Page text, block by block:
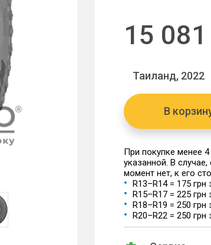
15 081
Таиланд, 2022
В
При покупке менее
указанной. В
момент нет, к его
R13–R14 = 175 грн
R15–R17 = 225 грн
R18–R19 = 250 грн
R20–R22 = 250 грн